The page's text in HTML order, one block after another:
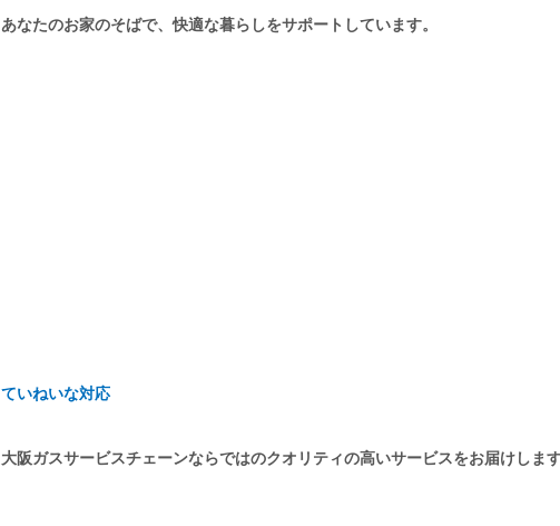
あなたのお家のそばで、快適な暮らしをサポートしています。
ていねいな対応
大阪ガスサービスチェーンならではのクオリティの高いサービスをお届けします